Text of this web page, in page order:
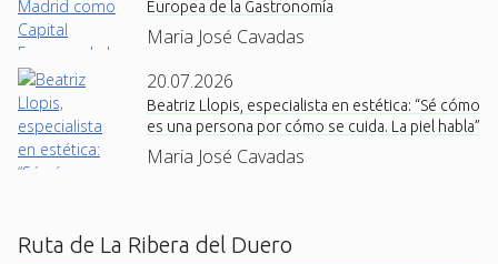
Europea de la Gastronomía
Maria José Cavadas
20.07.2026
Beatriz Llopis, especialista en estética: “Sé cómo
es una persona por cómo se cuida. La piel habla”
Maria José Cavadas
Ruta de La Ribera del Duero